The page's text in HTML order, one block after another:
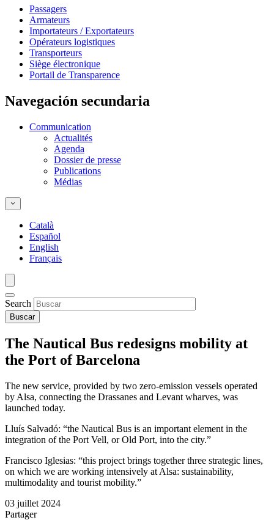
Passagers
Armateurs
Importateurs / Exportateurs
Opérateurs logistiques
Transporteurs
Siège électronique
Portail de Transparence
Navegación secundaria
Communication
Actualités
Agenda
Dossier de presse
Publications
Médias
Català
Español
English
Français
Search
The Nautical Bus redesigns mobility at
the Port of Barcelona
The new service, provided by two zero-emission vessels operated
by Alsa, connecting the Drassanes and Levant wharves, was
launched today.
Lluís Salvadó: “the Nautical Bus is an important element in the
integration of the Port Vell, or Old Port, into the city.”
Francisco Iglesias: “this project brings together three strategic lines,
on which we are working intensively at Alsa: sustainability,
multimodality and tourist mobility.”
03 juillet 2024
Partager